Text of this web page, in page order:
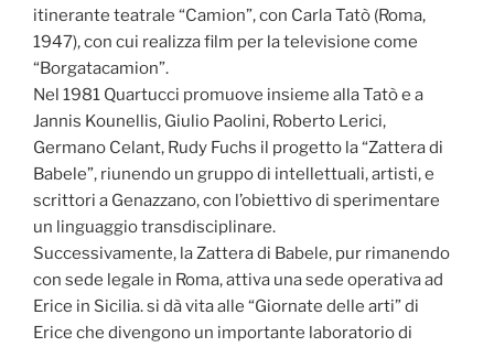
itinerante teatrale “Camion”, con Carla Tatò (Roma,
1947), con cui realizza film per la televisione come
“Borgatacamion”.
Nel 1981 Quartucci promuove insieme alla Tatò e a
Jannis Kounellis, Giulio Paolini, Roberto Lerici,
Germano Celant, Rudy Fuchs il progetto la “Zattera di
Babele”, riunendo un gruppo di intellettuali, artisti, e
scrittori a Genazzano, con l’obiettivo di sperimentare
un linguaggio transdisciplinare.
Successivamente, la Zattera di Babele, pur rimanendo
con sede legale in Roma, attiva una sede operativa ad
Erice in Sicilia. si dà vita alle “Giornate delle arti” di
Erice che divengono un importante laboratorio di